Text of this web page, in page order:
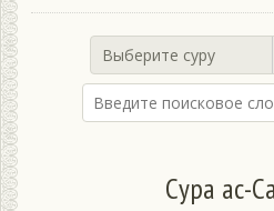
Выберите суру
Сура ас-